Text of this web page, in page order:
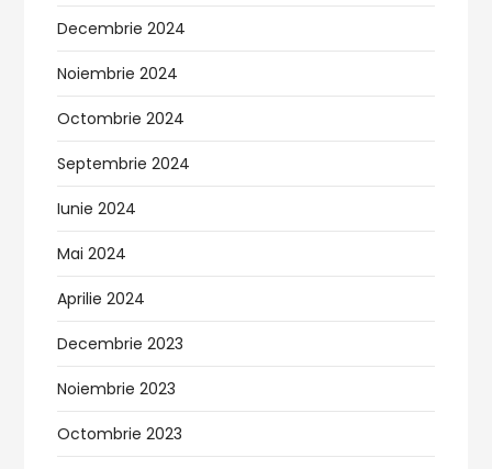
Decembrie 2024
Noiembrie 2024
Octombrie 2024
Septembrie 2024
Iunie 2024
Mai 2024
Aprilie 2024
Decembrie 2023
Noiembrie 2023
Octombrie 2023